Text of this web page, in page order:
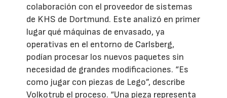
colaboración con el proveedor de sistemas
de KHS de Dortmund. Este analizó en primer
lugar qué máquinas de envasado, ya
operativas en el entorno de Carlsberg,
podían procesar los nuevos paquetes sin
necesidad de grandes modificaciones. “Es
como jugar con piezas de Lego”, describe
Volkotrub el proceso. “Una pieza representa